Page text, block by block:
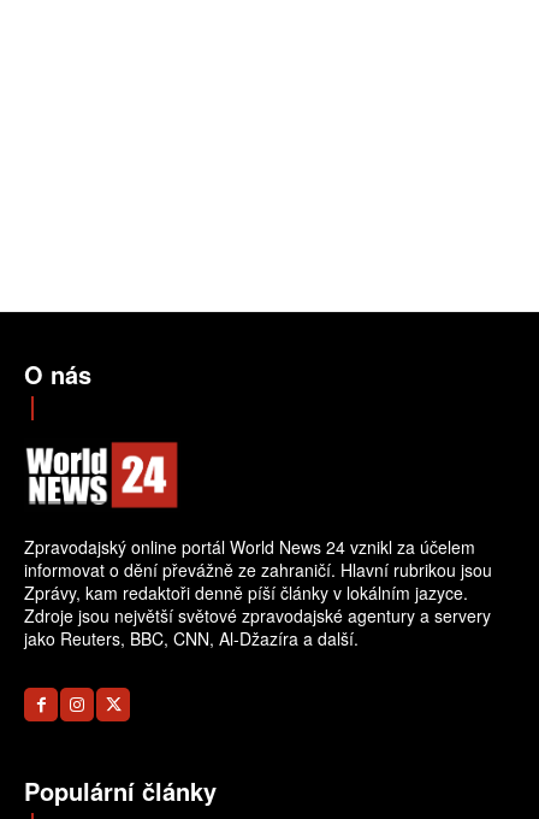
O nás
Zpravodajský online portál World News 24 vznikl za účelem
informovat o dění převážně ze zahraničí. Hlavní rubrikou jsou
Zprávy, kam redaktoři denně píší články v lokálním jazyce.
Zdroje jsou největší světové zpravodajské agentury a servery
jako Reuters, BBC, CNN, Al-Džazíra a další.
Populární články